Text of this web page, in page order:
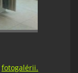
fotogalérii.